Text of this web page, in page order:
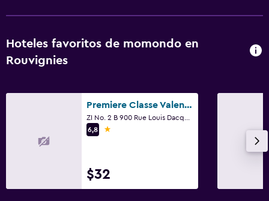
Hoteles favoritos de momondo en
Rouvignies
Premiere Classe Valenciennes Sud - Rouvignies
6,8
1 estrella
$32